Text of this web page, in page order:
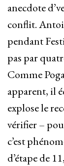
anecdote
conflit.
pendant
pas par
Comme
apparent, il
explose le
vérifier –
c’est
d’étape de